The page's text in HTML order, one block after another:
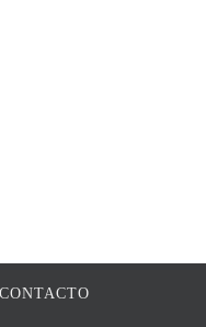
CONTACTO